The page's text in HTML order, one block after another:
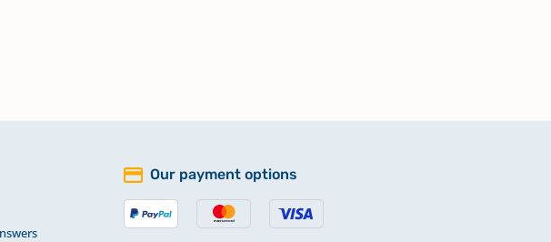
Our payment options